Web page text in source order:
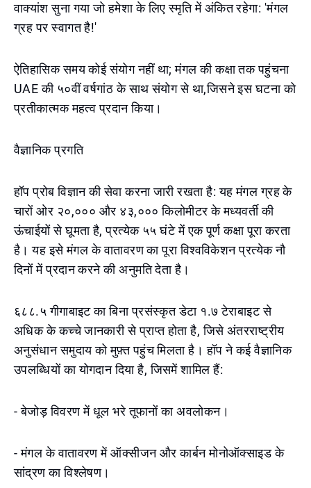
वाक्यांश सुना गया जो हमेशा के लिए स्मृति में अंकित रहेगा: 'मंगल
ग्रह पर स्वागत है!'
ऐतिहासिक समय कोई संयोग नहीं था; मंगल की कक्षा तक पहुंचना
UAE की ५०वीं वर्षगांठ के साथ संयोग से था,जिसने इस घटना को
प्रतीकात्मक महत्व प्रदान किया।
वैज्ञानिक प्रगति
हॉप प्रोब विज्ञान की सेवा करना जारी रखता है: यह मंगल ग्रह के
चारों ओर २०,००० और ४३,००० किलोमीटर के मध्यवर्ती की
ऊंचाईयों से घूमता है, प्रत्येक ५५ घंटे में एक पूर्ण कक्षा पूरा करता
है। यह इसे मंगल के वातावरण का पूरा विश्वविकेशन प्रत्येक नौ
दिनों में प्रदान करने की अनुमति देता है।
६८८.५ गीगाबाइट का बिना प्रसंस्कृत डेटा १.७ टेराबाइट से
अधिक के कच्चे जानकारी से प्राप्त होता है, जिसे अंतरराष्ट्रीय
अनुसंधान समुदाय को मुफ़्त पहुंच मिलता है। हॉप ने कई वैज्ञानिक
उपलब्धियों का योगदान दिया है, जिसमें शामिल हैं:
- बेजोड़ विवरण में धूल भरे तूफानों का अवलोकन।
- मंगल के वातावरण में ऑक्सीजन और कार्बन मोनोऑक्साइड के
सांद्रण का विश्लेषण।